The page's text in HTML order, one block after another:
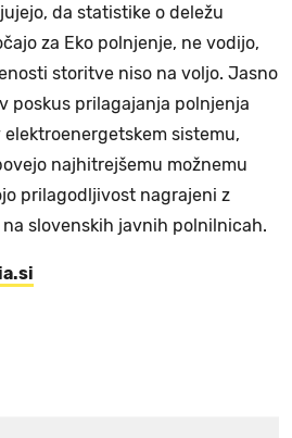
da statistike o deležu
za Eko polnjenje, ne vodijo,
storitve niso na voljo. Jasno
poskus prilagajanja polnjenja
sistemu,
najhitrejšemu možnemu
prilagodljivost nagrajeni z
slovenskih javnih polnilnicah.